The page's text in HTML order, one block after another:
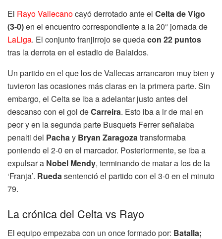
El Rayo Vallecanocayó derrotado ante el Celta de Vigo
(3-0)en el encuentro correspondiente a la 20ª jornada de
LaLiga. El conjunto franjirrojo se quedacon 22 puntos
tras la derrota en el estadio de Balaidos.
Un partido en el que los de Vallecas arrancaron muy bien y
tuvieron las ocasiones más claras en la primera parte. Sin
embargo, el Celta se iba a adelantar justo antes del
descanso con el gol deCarreira. Esto iba a ir de mal en
peor y en la segunda parte Busquets Ferrer señalaba
penalti del Pachay Bryan Zaragozatransformaba
poniendo el 2-0 en el marcador. Posteriormente, se iba a
expulsar a Nobel Mendy, terminando de matar a los de la
‘Franja’. Ruedasentenció el partido con el 3-0 en el minuto
79.
La crónica del Celta vs Rayo
El equipo empezaba con un once formado por: Batalla;